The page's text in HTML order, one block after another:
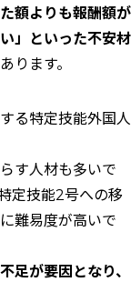
額よりも報酬額が
」といった不安材
ります。
る特定技能外国人
す人材も多いで
定技能2号への移
難易度が高いで
足が要因となり、